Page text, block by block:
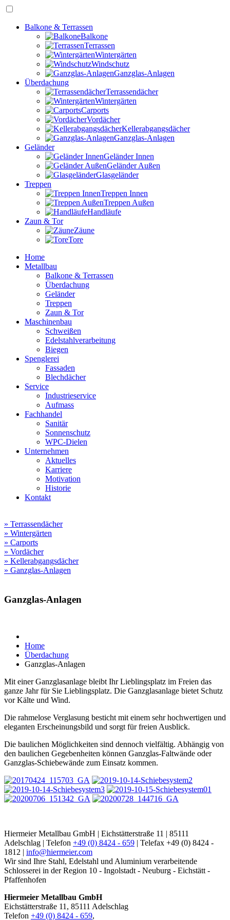
Balkone & Terrassen
Balkone
Terrassen
Wintergärten
Windschutz
Ganzglas-Anlagen
Überdachung
Terrassendächer
Wintergärten
Carports
Vordächer
Kellerabgangsdächer
Ganzglas-Anlagen
Geländer
Geländer Innen
Geländer Außen
Glasgeländer
Treppen
Treppen Innen
Treppen Außen
Handläufe
Zaun & Tor
Zäune
Tore
Home
Metallbau
Balkone & Terrassen
Überdachung
Geländer
Treppen
Zaun & Tor
Maschinenbau
Schweißen
Edelstahlverarbeitung
Biegen
Spenglerei
Fassaden
Blechdächer
Service
Industrieservice
Aufmass
Fachhandel
Sanitär
Sonnenschutz
WPC-Dielen
Unternehmen
Aktuelles
Karriere
Motivation
Historie
Kontakt
» Terrassendächer
» Wintergärten
» Carports
» Vordächer
» Kellerabgangsdächer
» Ganzglas-Anlagen
Ganzglas-Anlagen
Home
Überdachung
Ganzglas-Anlagen
Mit einer Ganzglasanlage bleibt Ihr Lieblingsplatz im Freien das
ganze Jahr für Sie Lieblingsplatz. Die Ganzglasanlage bietet Schutz
vor Kälte und Wind.
Die rahmelose Verglasung besticht mit einem sehr hochwertigen und
eleganten Erscheinungsbild und sorgt für freien Ausblick.
Die baulichen Möglichkeiten sind dennoch vielfältig. Abhängig von
den baulichen Gegebenheiten können Ganzglas-Faltwände oder
Ganzglas-Schiebewände zum Einsatz kommen.
Hiermeier Metallbau GmbH | Eichstätterstraße 11 | 85111
Adelschlag | Telefon +49 (0) 8424 - 659 | Telefax +49 (0) 8424 -
1812 | info@hiermeier.com
Wir sind Ihre Stahl, Edelstahl und Aluminium verarbeitende
Schlosserei in der Region 10 - Ingolstadt - Neuburg - Eichstätt -
Pfaffenhofen
Hiermeier Metallbau GmbH
Eichstätterstraße 11, 85111 Adelschlag
Telefon +49 (0) 8424 - 659,